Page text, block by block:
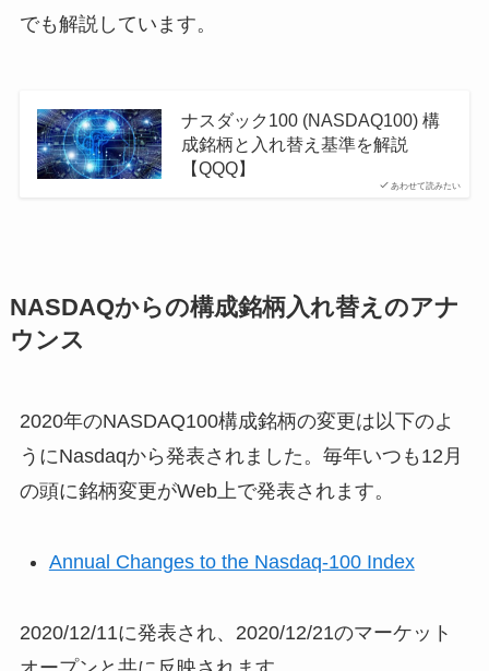
でも解説しています。
あわせて読みたい
ナスダック100 (NASDAQ100) 構
成銘柄と入れ替え基準を解説
【QQQ】
NASDAQからの構成銘柄入れ替えのアナ
ウンス
2020年のNASDAQ100構成銘柄の変更は以下のよ
うにNasdaqから発表されました。毎年いつも12月
の頭に銘柄変更がWeb上で発表されます。
Annual Changes to the Nasdaq-100 Index
2020/12/11に発表され、2020/12/21のマーケット